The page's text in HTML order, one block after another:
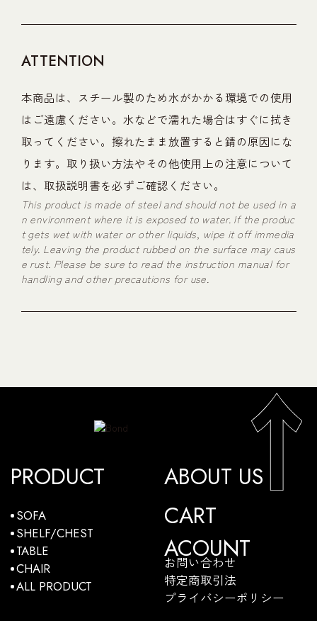
ATTENTION
本商品は、スチール製のため水がかかる環境での使用
はご遠慮ください。水などで濡れた場合はすぐに拭き
取ってください。擦れたまま放置すると錆の原因にな
ります。取り扱い方法やその他使用上の注意について
は、取扱説明書を必ずご確認ください。
This product is made of steel and should not be used in a
n environment where it is exposed to water. If the produc
t gets wet with water or other liquids, wipe it off immedia
tely. Leaving the product rubbed on the surface may caus
e rust. Please be sure to read the instruction manual for
handling and other precautions for use.
PRODUCT
SOFA
SHELF/CHEST
TABLE
CHAIR
ALL PRODUCT
ABOUT US
CART
ACOUNT
お問い合わせ
特定商取引法
プライバシーポリシー